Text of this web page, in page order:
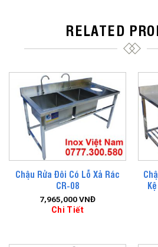
RELATED
Chậu Rửa Đôi Có Lỗ Xả Rác
CR-08
7,965,000VNĐ
Chi Tiết